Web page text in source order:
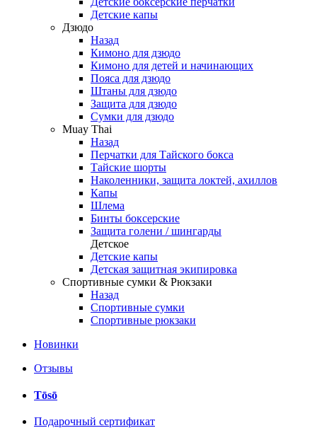
Детские капы
Дзюдо
Назад
Кимоно для дзюдо
Кимоно для детей и начинающих
Пояса для дзюдо
Штаны для дзюдо
Защита для дзюдо
Сумки для дзюдо
Muay Thai
Назад
Перчатки для Тайского бокса
Тайские шорты
Наколенники, защита локтей, ахиллов
Капы
Шлема
Бинты боксерские
Защита голени / шингарды
Детское
Детские капы
Детская защитная экипировка
Спортивные сумки & Рюкзаки
Назад
Спортивные сумки
Спортивные рюкзаки
Новинки
Отзывы
Tōsō
Подарочный сертификат